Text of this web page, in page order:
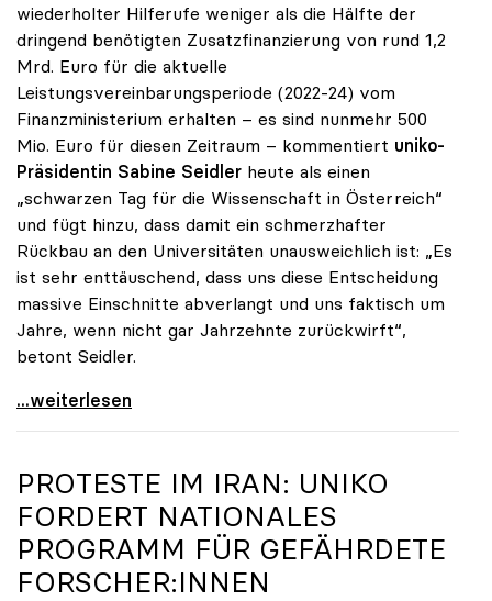
wiederholter Hilferufe weniger als die Hälfte der
dringend benötigten Zusatzfinanzierung von rund 1,2
Mrd. Euro für die aktuelle
Leistungsvereinbarungsperiode (2022-24) vom
Finanzministerium erhalten – es sind nunmehr 500
Mio. Euro für diesen Zeitraum – kommentiert uniko-
Präsidentin Sabine Seidler heute als einen
„schwarzen Tag für die Wissenschaft in Österreich“
und fügt hinzu, dass damit ein schmerzhafter
Rückbau an den Universitäten unausweichlich ist: „Es
ist sehr enttäuschend, dass uns diese Entscheidung
massive Einschnitte abverlangt und uns faktisch um
Jahre, wenn nicht gar Jahrzehnte zurückwirft“,
betont Seidler.
Uniko-Präsidentin Seidler zu Budgetrede:
...weiterlesen
PROTESTE IM IRAN: UNIKO
FORDERT NATIONALES
PROGRAMM FÜR GEFÄHRDETE
FORSCHER:INNEN